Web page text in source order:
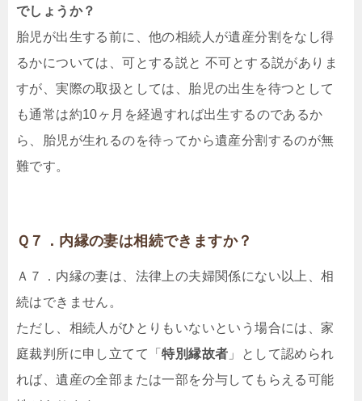
でしょうか？
胎児が出生する前に、他の相続人が遺産分割をなし得
るかについては、可とする説と 不可とする説がありま
すが、実際の取扱としては、胎児の出生を待つとして
も通常は約10ヶ月を経過すれば出生するのであるか
ら、胎児が生れるのを待ってから遺産分割するのが無
難です。
Ｑ７．内縁の妻は相続できますか？
Ａ７．内縁の妻は、法律上の夫婦関係にない以上、相
続はできません。
ただし、相続人がひとりもいないという場合には、家
庭裁判所に申し立てて「特別縁故者 」として認められ
れば、遺産の全部または一部を分与してもらえる可能